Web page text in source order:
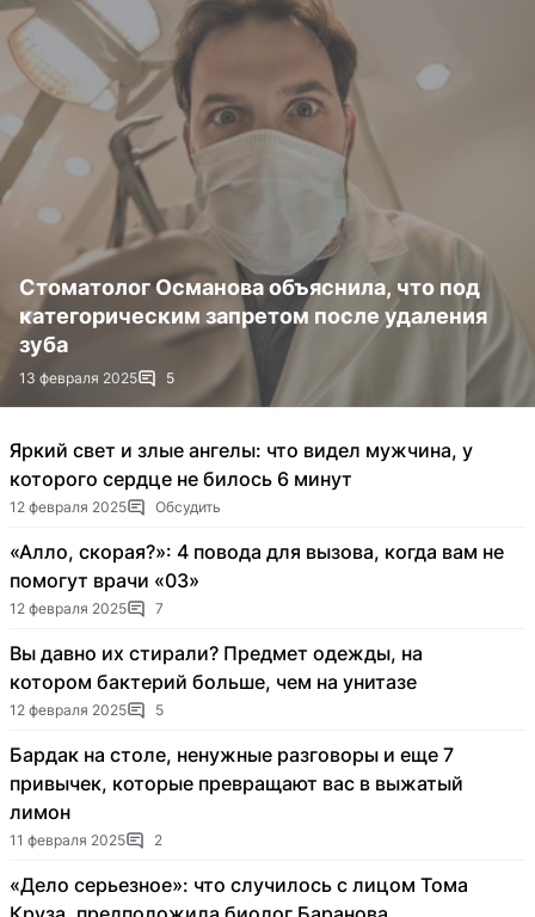
Стоматолог Османова объяснила, что под
категорическим запретом после удаления
зуба
13 февраля 2025 5
Яркий свет и злые ангелы: что видел мужчина, у
которого сердце не билось 6 минут
12 февраля 2025 Обсудить
«Алло, скорая?»: 4 повода для вызова, когда вам не
помогут врачи «03»
12 февраля 2025 7
Вы давно их стирали? Предмет одежды, на
котором бактерий больше, чем на унитазе
12 февраля 2025 5
Бардак на столе, ненужные разговоры и еще 7
привычек, которые превращают вас в выжатый
лимон
11 февраля 2025 2
«Дело серьезное»: что случилось с лицом Тома